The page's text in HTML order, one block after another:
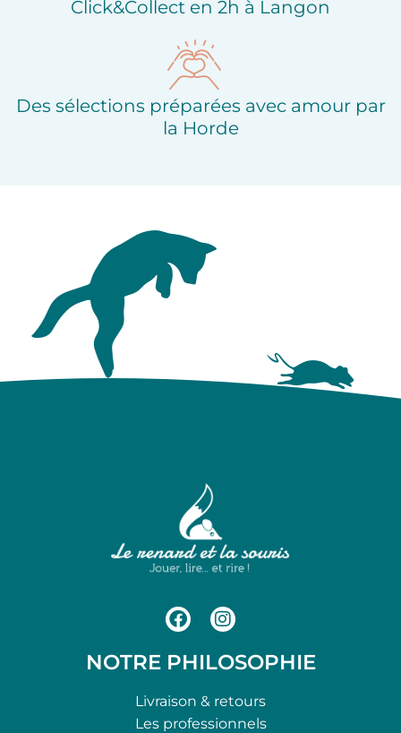
Click&Collect en 2h à Langon
Des sélections préparées avec amour par
la Horde
NOTRE PHILOSOPHIE
Livraison & retours
Les professionnels